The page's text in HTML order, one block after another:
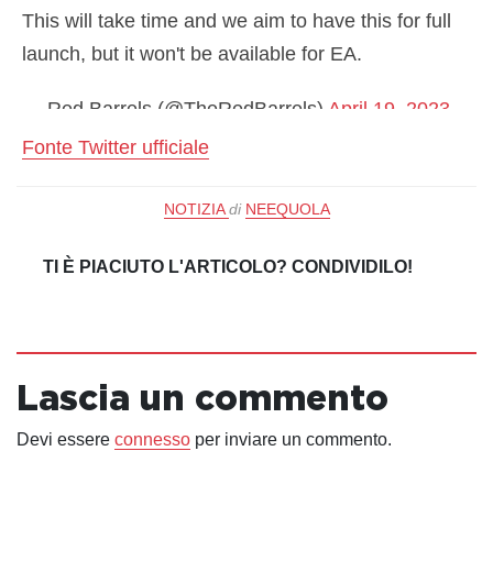
This will take time and we aim to have this for full
launch, but it won't be available for EA.
— Red Barrels (@TheRedBarrels) April 19, 2023
Fonte Twitter ufficiale
NOTIZIA di NEEQUOLA
TI È PIACIUTO L'ARTICOLO? CONDIVIDILO!
Lascia un commento
Devi essere connesso per inviare un commento.